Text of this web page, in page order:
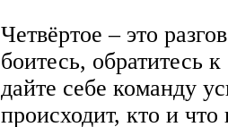
Четвёртое – это
боитесь, обратитесь
дайте себе команду
происходит, кто и что